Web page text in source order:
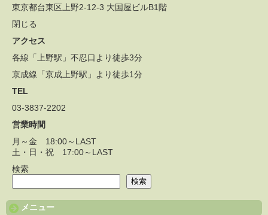
東京都台東区上野2-12-3 大国屋ビルB1階
閉じる
アクセス
各線「上野駅」不忍口より徒歩3分
京成線「京成上野駅」より徒歩1分
TEL
03-3837-2202
営業時間
月～金 18:00～LAST
土・日・祝 17:00～LAST
検索
検索
メニュー